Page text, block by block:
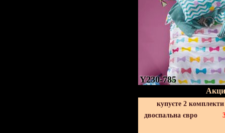
Y230-785
купуєте 2
двоспальна євро